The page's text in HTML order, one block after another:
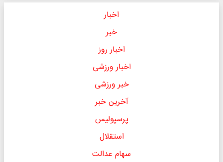
اخبار
خبر
اخبار روز
اخبار ورزشی
خبر ورزشی
آخرین خبر
پرسپولیس
استقلال
سهام عدالت